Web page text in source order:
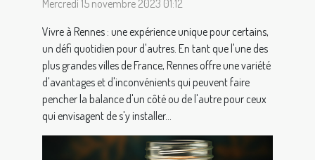
Mercredi 15 novembre 2023 01:12
Vivre à Rennes : une expérience unique pour certains,
un défi quotidien pour d'autres. En tant que l'une des
plus grandes villes de France, Rennes offre une variété
d'avantages et d'inconvénients qui peuvent faire
pencher la balance d'un côté ou de l'autre pour ceux
qui envisagent de s'y installer...